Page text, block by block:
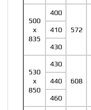
500
x
835
400
572
410
430
530
x
850
430
608
440
460